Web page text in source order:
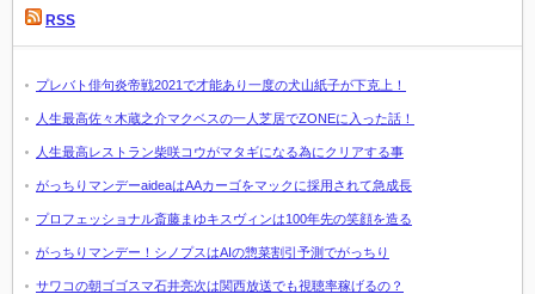
RSS
プレバト俳句炎帝戦2021で才能あり一度の犬山紙子が下克上！
人生最高佐々木蔵之介マクベスの一人芝居でZONEに入った話！
人生最高レストラン柴咲コウがマタギになる為にクリアする事
がっちりマンデーaideaはAAカーゴをマックに採用されて急成長
プロフェッショナル斎藤まゆキスヴィンは100年先の笑顔を造る
がっちりマンデー！シノプスはAIの惣菜割引予測でがっちり
サワコの朝ゴゴスマ石井亮次は関西放送でも視聴率稼げるの？